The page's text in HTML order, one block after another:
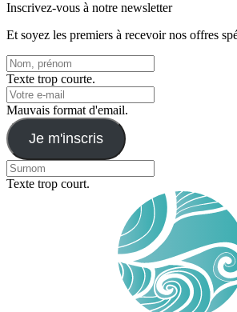
Inscrivez-vous à notre newsletter
Et soyez les premiers à recevoir nos offres
Texte trop courte.
Mauvais format d'email.
Je m'inscris
Texte trop court.